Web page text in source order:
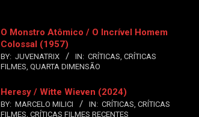
O Monstro Atômico / O Incrível Homem
Colossal (1957)
BY: JUVENATRIX IN: CRÍTICAS, CRÍTICAS
FILMES, QUARTA DIMENSÃO
Heresy / Witte Wieven (2024)
BY: MARCELO MILICI IN: CRÍTICAS, CRÍTICAS
FILMES, CRÍTICAS FILMES RECENTES